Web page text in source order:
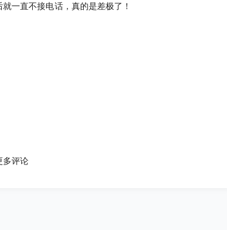
一直不接电话，真的是差极了！
多评论